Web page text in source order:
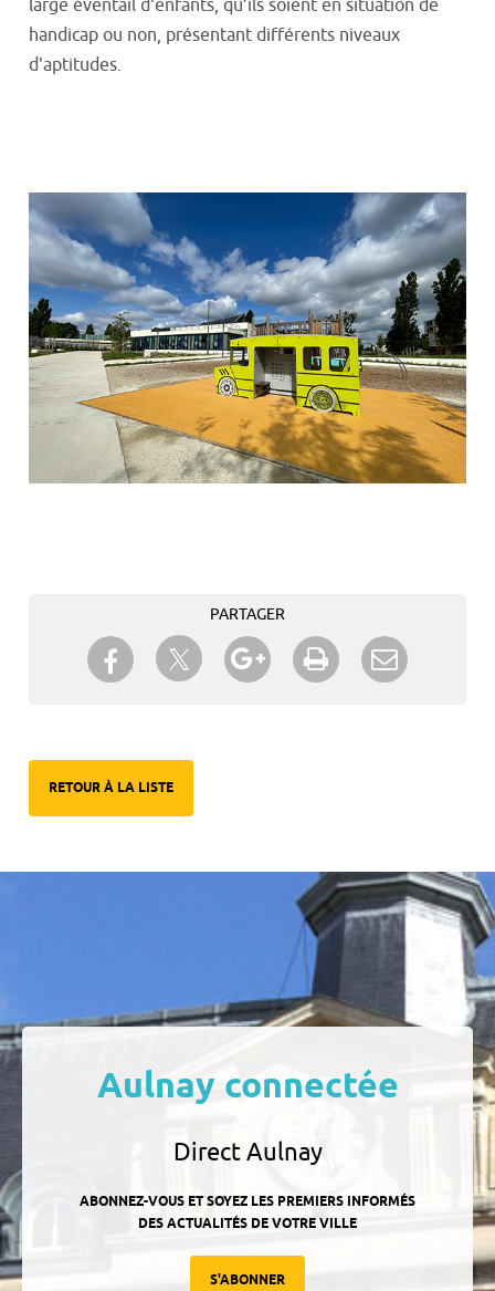
large éventail d'enfants, qu’ils soient en situation de
handicap ou non, présentant différents niveaux
d'aptitudes.
PARTAGER
Partager sur Facebook
Partager sur TwitterPartager sur Google+
Imprimer
RETOUR À LA LISTE
Aulnay connectée
Direct Aulnay
ABONNEZ-VOUS ET SOYEZ LES PREMIERS INFORMÉS
DES ACTUALITÉS DE VOTRE VILLE
S'ABONNER